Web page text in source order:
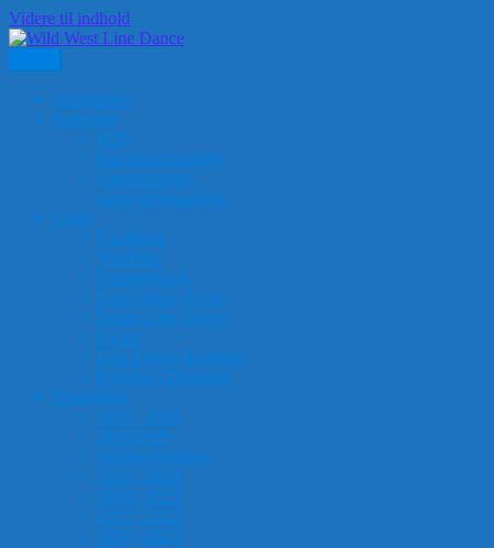
Videre til indhold
Wild West Line Dance
Ringkøbing-Skjern Kulturcenter, Ranunkelvej 1-3, Skjern
Instruktører
Kalender
PDF
Introduktionsaften
Juleafslutning
Generalforsamling
Links
Facebook
YouTube
CopperKnob
Line Dance Event
Dansk Line Dance
Kickit
Line Dance Kalender
Klubber i Danmark
Danselister
2025 / 2026
2024/2025
Jubilæumsdanse
2023 / 2024
2022 / 2023
2021 / 2022
2020 / 2021